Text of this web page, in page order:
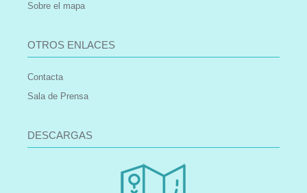
Sobre el mapa
OTROS ENLACES
Contacta
Sala de Prensa
DESCARGAS